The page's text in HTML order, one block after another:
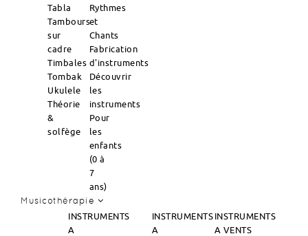
Tabla
Tambours
sur
cadre
Timbales
Tombak
Ukulele
Théorie
&
solfège
Rythmes
et
Chants
Fabrication
d'instruments
Découvrir
les
instruments
Pour
les
enfants
(0 à
7
ans)
Musicothérapie
INSTRUMENTS
A
INSTRUMENTS
A
INSTRUMENTS
A VENTS